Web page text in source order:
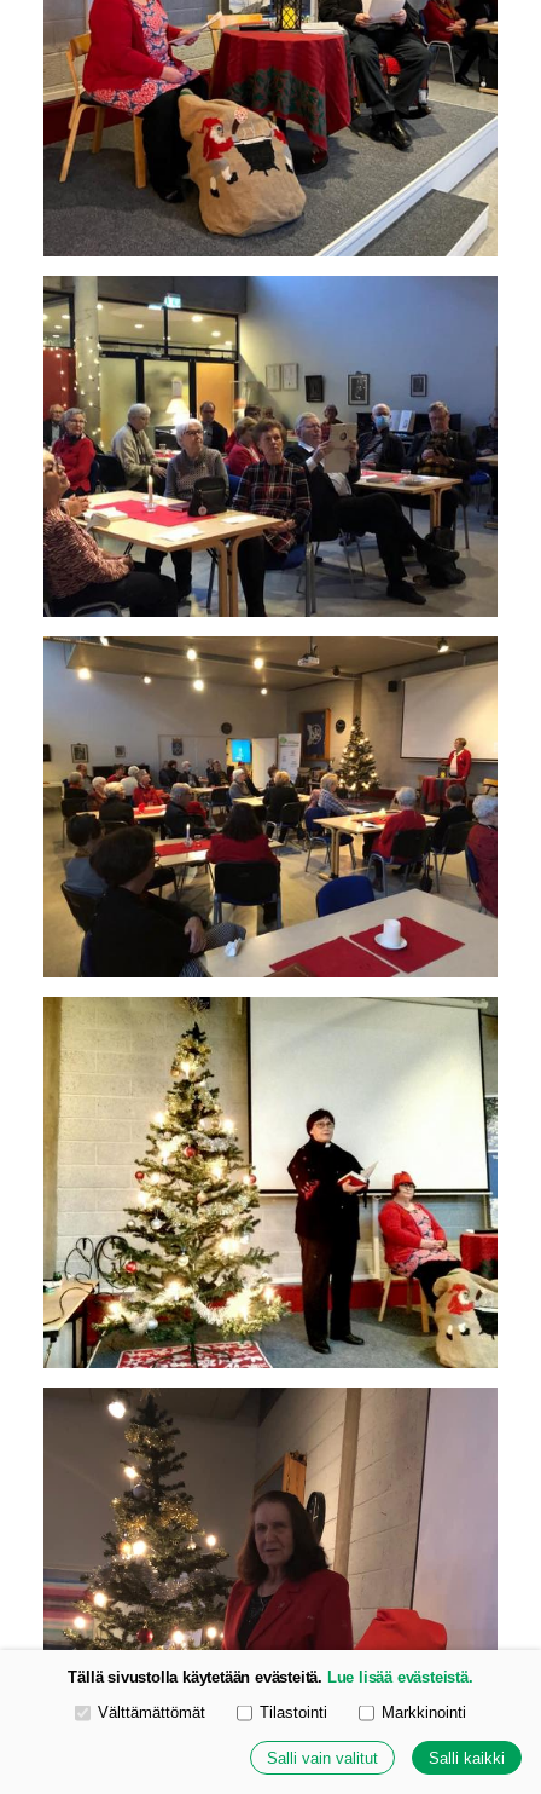
Tällä sivustolla käytetään evästeitä. Lue lisää evästeistä.
Valitse käytettävät evästeet
Välttämättömät Tilastointi Markkinointi
Salli vain valitut Salli kaikki